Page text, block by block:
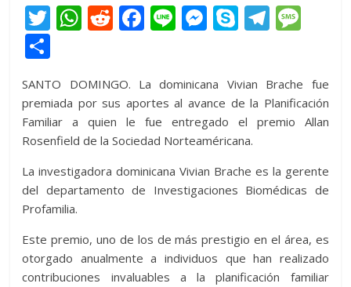
T
er
W
s
A
p
p
R
di
t
F
b
o
o
k
Li M
e
n
g
er
S
p
e
T
gr
a
a
g
m
p
ar
ti
r
SANTO DOMINGO. La dominicana Vivian Brache fue
premiada por sus aportes al avance de la Planificación
Familiar a quien le fue entregado el premio Allan
Rosenfield de la Sociedad Norteaméricana.
La investigadora dominicana Vivian Brache es la gerente
del departamento de Investigaciones Biomédicas de
Profamilia.
Este premio, uno de los de más prestigio en el área, es
otorgado anualmente a individuos que han realizado
contribuciones invaluables a la planificación familiar